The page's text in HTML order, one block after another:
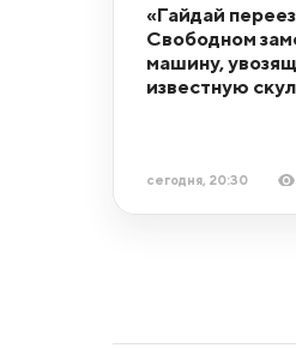
«Гайдай
Свободном
машину,
известную
сегодня, 20:30